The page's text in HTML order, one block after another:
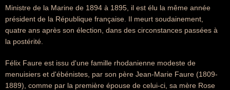
Ministre de la Marine de 1894 à 1895, il est élu la même année
président de la République française. Il meurt soudainement,
quatre ans après son élection, dans des circonstances passées à
la postérité.
Félix Faure est issu d'une famille rhodanienne modeste de
menuisiers et d'ébénistes, par son père Jean-Marie Faure (1809-
1889), comme par la première épouse de celui-ci, sa mère Rose